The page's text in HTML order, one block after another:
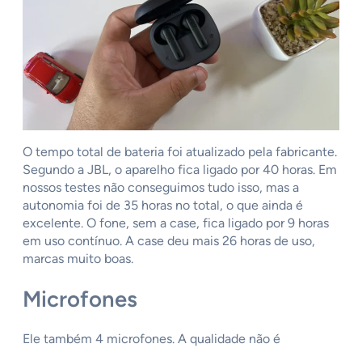
O tempo total de bateria foi atualizado pela fabricante.
Segundo a JBL, o aparelho fica ligado por 40 horas. Em
nossos testes não conseguimos tudo isso, mas a
autonomia foi de 35 horas no total, o que ainda é
excelente. O fone, sem a case, fica ligado por 9 horas
em uso contínuo. A case deu mais 26 horas de uso,
marcas muito boas.
Microfones
Ele também 4 microfones. A qualidade não é